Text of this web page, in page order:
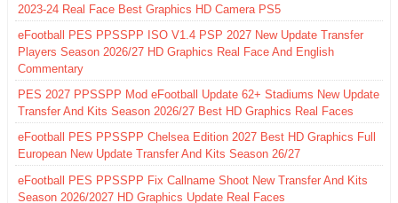
2023-24 Real Face Best Graphics HD Camera PS5
eFootball PES PPSSPP ISO V1.4 PSP 2027 New Update Transfer
Players Season 2026/27 HD Graphics Real Face And English
Commentary
PES 2027 PPSSPP Mod eFootball Update 62+ Stadiums New Update
Transfer And Kits Season 2026/27 Best HD Graphics Real Faces
eFootball PES PPSSPP Chelsea Edition 2027 Best HD Graphics Full
European New Update Transfer And Kits Season 26/27
eFootball PES PPSSPP Fix Callname Shoot New Transfer And Kits
Season 2026/2027 HD Graphics Update Real Faces